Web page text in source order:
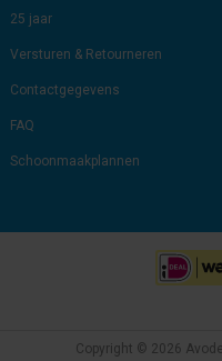
25 jaar
Versturen & Retourneren
Contactgegevens
FAQ
Schoonmaakplannen
Copyright © 2026